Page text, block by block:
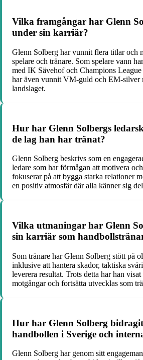
Vilka framgångar har Glenn
under sin karriär?
Glenn Solberg har vunnit flera titlar och
spelare och tränare. Som spelare vann
med IK Sävehof och Champions
har även vunnit VM-guld och EM-silver
landslaget.
Hur har Glenn Solbergs
de lag han har tränat?
Glenn Solberg beskrivs som en
ledare som har förmågan att motivera
fokuserar på att bygga starka relationer
en positiv atmosfär där alla känner sig
Vilka utmaningar har Glenn
sin karriär som
Som tränare har Glenn Solberg stött på
inklusive att hantera skador, taktiska
leverera resultat. Trots detta har han
motgångar och fortsätta utvecklas som
Hur har Glenn Solberg
handbollen i Sverige och
Glenn Solberg har genom sitt